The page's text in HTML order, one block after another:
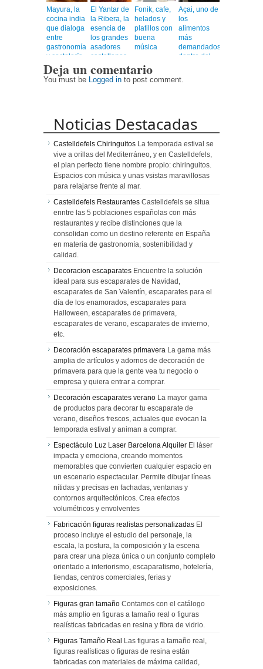
Mayura, la
cocina india
que dialoga
entre
gastronomía
y coctelería
de autor
El Yantar de
la Ribera, la
esencia de
los grandes
asadores
castellanos
corazón de
Barcelona
Fonik, cafe,
helados y
platillos con
buena
música
Açai, uno de
los
alimentos
más
demandados
dentro del
healthy
Deja un comentario
You must be Logged in to post comment.
Noticias Destacadas
Castelldefels Chiringuitos La temporada estival se
vive a orillas del Mediterráneo, y en Castelldefels,
el plan perfecto tiene nombre propio: chiringuitos.
Espacios con música y unas vsistas maravillosas
para relajarse frente al mar.
Castelldefels Restaurantes Castelldefels se situa
enntre las 5 poblaciones españolas con más
restaurantes y recibe distinciones que la
consolidan como un destino referente en España
en materia de gastronomía, sostenibilidad y
calidad.
Decoracion escaparates Encuentre la solución
ideal para sus escaparates de Navidad,
escaparates de San Valentín, escaparates para el
día de los enamorados, escaparates para
Halloween, escaparates de primavera,
escaparates de verano, escaparates de invierno,
etc.
Decoración escaparates primavera La gama más
amplia de artículos y adornos de decoración de
primavera para que la gente vea tu negocio o
empresa y quiera entrar a comprar.
Decoración escaparates verano La mayor gama
de productos para decorar tu escaparate de
verano, diseños frescos, actuales que evocan la
temporada estival y animan a comprar.
Espectáculo Luz Laser Barcelona Alquiler El láser
impacta y emociona, creando momentos
memorables que convierten cualquier espacio en
un escenario espectacular. Permite dibujar líneas
nítidas y precisas en fachadas, ventanas y
contornos arquitectónicos. Crea efectos
volumétricos y envolventes
Fabricación figuras realistas personalizadas El
proceso incluye el estudio del personaje, la
escala, la postura, la composición y la escena
para crear una pieza única o un conjunto completo
orientado a interiorismo, escaparatismo, hotelería,
tiendas, centros comerciales, ferias y
exposiciones.
Figuras gran tamaño Contamos con el catálogo
más amplio en figuras a tamaño real o figuras
realísticas fabricadas en resina y fibra de vidrio.
Figuras Tamaño Real Las figuras a tamaño real,
figuras realísticas o figuras de resina están
fabricadas con materiales de máxima calidad,